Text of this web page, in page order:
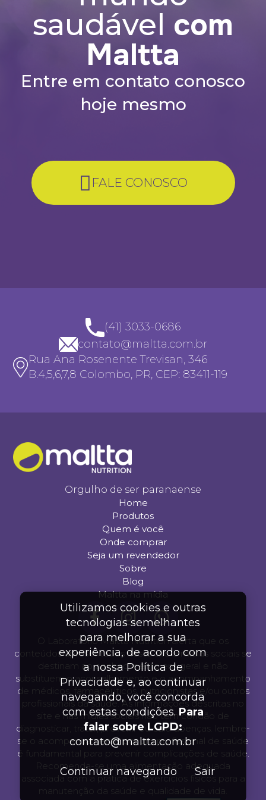
saudável com
Maltta
Entre em contato conosco
hoje mesmo
FALE CONOSCO
(41) 3033-0686
contato@maltta.com.br
Rua Ana Rosenente Trevisan, 346
B.4,5,6,7,8 Colombo, PR, CEP: 83411-119
Orgulho de ser paranaense
Home
Produtos
Quem é você
Onde comprar
Seja um revendedor
Sobre
Blog
Maltta na mídia
O Laboratório Maltta Nutrition alerta que os
conteúdos apresentados neste site e mídias sociais se
destinam ao conhecimento em geral e não
substituem o aconselhamento e o acompanhamento
de médicos, farmacêuticos, nutricionistas e/ou outros
profissionais da saúde. As informações descritas no
site e nas mídias sociais não tem condão de
diagnosticar, tratar, prevenir ou cura doenças. lembre-
se o acompanhamento por um profissional de saúde
é fundamental para prevenir complicações de saúde.
Recomenda-se uma alimentação adequada
associada com a prática de exercícios físicos para a
manutenção da saúde e qualidade de vida.
Utilizamos cookies e outras
tecnologias semelhantes
para melhorar a sua
experiência, de acordo com
a nossa Política de
Privacidade e, ao continuar
navegando, você concorda
com estas condições. Para
falar sobre LGPD:
contato@maltta.com.br
Continuar navegando Sair